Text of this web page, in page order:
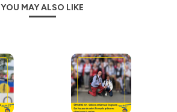
YOU MAY ALSO LIKE